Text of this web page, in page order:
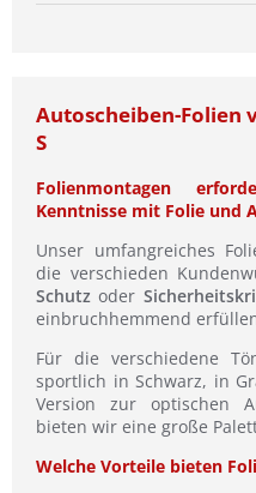
Autoscheiben-Folien
S
Folienmontagen
Kenntnisse mit Folie und
Unser umfangreiches
die verschieden
Schutz oder
einbruchhemmend
Für die verschiedene
sportlich in Schwarz, in
Version zur optischen
bieten wir eine große
Welche Vorteile bieten